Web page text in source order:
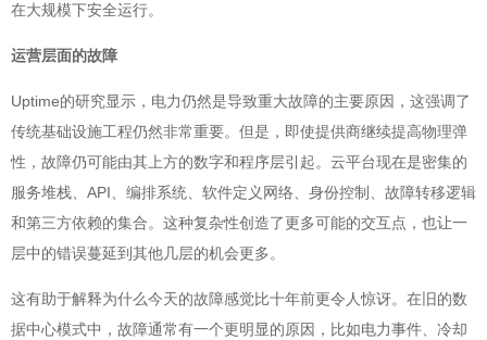
在大规模下安全运行。
运营层面的故障
Uptime的研究显示，电力仍然是导致重大故障的主要原因，这强调了
传统基础设施工程仍然非常重要。但是，即使提供商继续提高物理弹
性，故障仍可能由其上方的数字和程序层引起。云平台现在是密集的
服务堆栈、API、编排系统、软件定义网络、身份控制、故障转移逻辑
和第三方依赖的集合。这种复杂性创造了更多可能的交互点，也让一
层中的错误蔓延到其他几层的机会更多。
这有助于解释为什么今天的故障感觉比十年前更令人惊讶。在旧的数
据中心模式中，故障通常有一个更明显的原因，比如电力事件、冷却